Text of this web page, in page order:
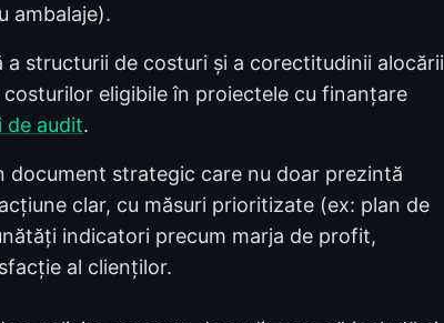
ambalaje).
a structurii de costuri și a corectitudinii alocării
eligibile în proiectele cu finanțare
de audit.
document strategic care nu doar prezintă
clar, cu măsuri prioritizate (ex: plan de
indicatori precum marja de profit,
al clienților.